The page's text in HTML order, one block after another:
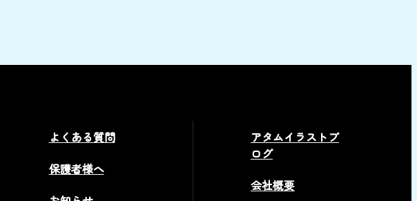
よくある質問
保護者様へ
アタムイラストブ
ログ
会社概要